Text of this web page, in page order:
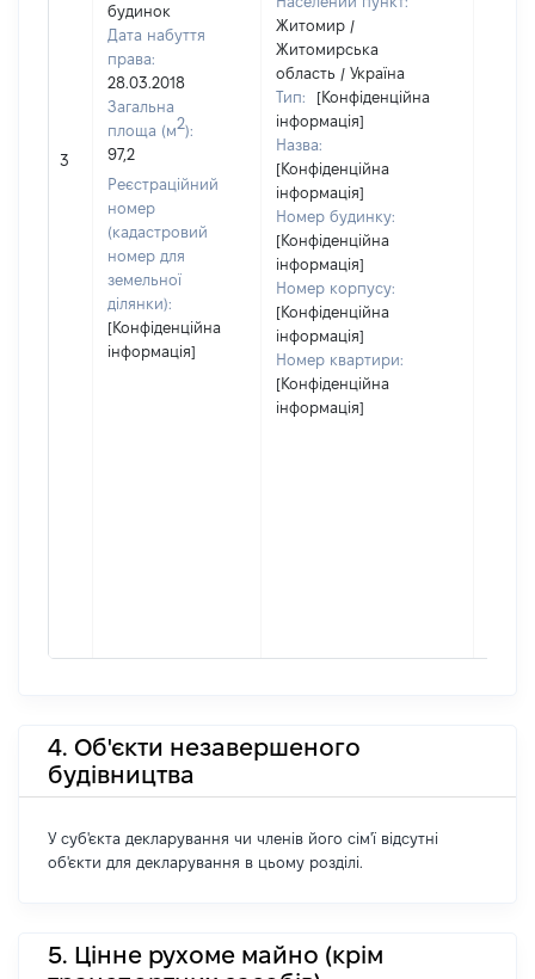
3
будинок
Дата набуття
права:
28.03.2018
Загальна
площа (м2):
97,2
Реєстраційний
номер
(кадастровий
номер для
земельної
ділянки):
[Конфіденційна
інформація]
Житомир /
Житомирська
область / Україна
Тип:
[Конфіденційна
інформація]
Назва:
[Конфіденційна
інформація]
Номер будинку:
[Конфіденційна
інформація]
Номер корпусу:
[Конфіденційна
інформація]
Номер квартири:
[Конфіденційна
інформація]
4. Об'єкти незавершеного
будівництва
У суб'єкта декларування чи членів його сім'ї відсутні
об'єкти для декларування в цьому розділі.
5. Цінне рухоме майно (крім